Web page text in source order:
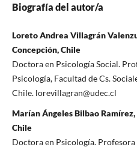
Biografía del autor/a
Loreto Andrea Villagrán
Concepción, Chile
Doctora en Psicología Social.
Psicología, Facultad de Cs.
Chile. lorevillagran@udec.cl
Marían Ángeles Bilbao
Chile
Doctora en Psicología.